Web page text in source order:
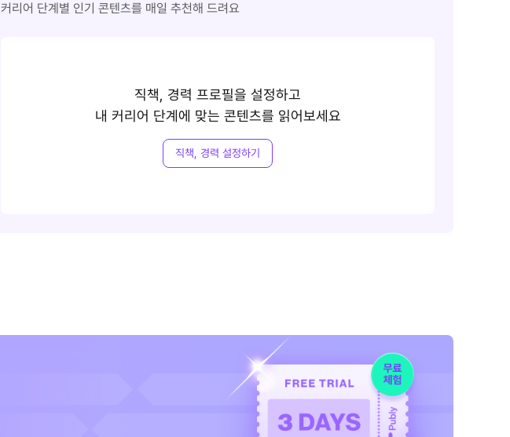
커리어 단계별 인기 콘텐츠를 매일 추천해 드려요
직책, 경력 프로필을 설정하고
내 커리어 단계에 맞는 콘텐츠를 읽어보세요
직책, 경력 설정하기